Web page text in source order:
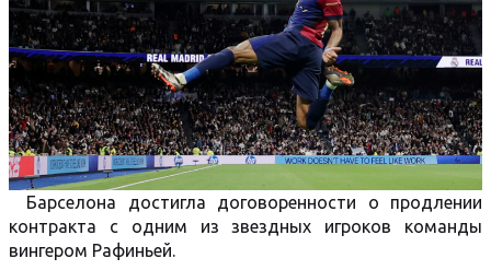
Барселона достигла договоренности о продлении
контракта с одним из звездных игроков команды
вингером Рафиньей.